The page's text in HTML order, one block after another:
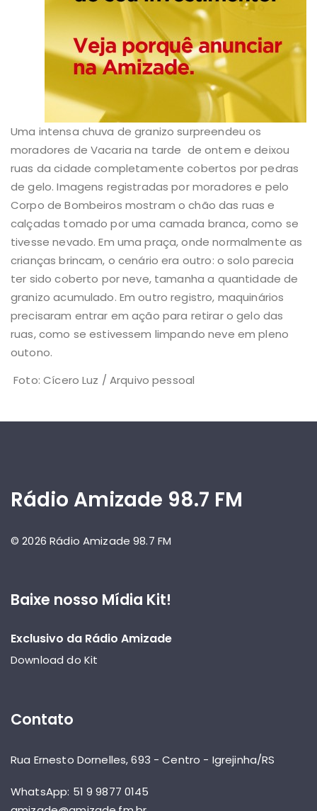
Uma intensa chuva de granizo surpreendeu os
moradores de Vacaria na tarde de ontem e deixou
ruas da cidade completamente cobertos por pedras
de gelo. Imagens registradas por moradores e pelo
Corpo de Bombeiros mostram o chão das ruas e
calçadas tomado por uma camada branca, como se
tivesse nevado. Em uma praça, onde normalmente as
crianças brincam, o cenário era outro: o solo parecia
ter sido coberto por neve, tamanha a quantidade de
granizo acumulado. Em outro registro, maquinários
precisaram entrar em ação para retirar o gelo das
ruas, como se estivessem limpando neve em pleno
outono.
Foto: Cícero Luz / Arquivo pessoal
Rádio Amizade 98.7 FM
© 2026 Rádio Amizade 98.7 FM
Baixe nosso Mídia Kit!
Exclusivo da Rádio Amizade
Download do Kit
Contato
Rua Ernesto Dornelles, 693 - Centro - Igrejinha/RS
WhatsApp: 51 9 9877 0145